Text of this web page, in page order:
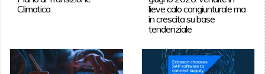
Climatica
lieve calo congiunturale ma
in crescita su base
tendenziale